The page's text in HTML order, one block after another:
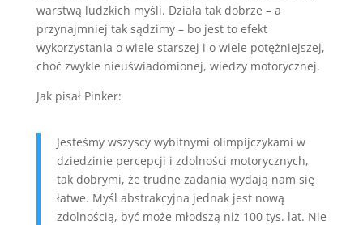
warstwą ludzkich myśli. Działa tak dobrze – a
przynajmniej tak sądzimy – bo jest to efekt
wykorzystania o wiele starszej i o wiele potężniejszej,
choć zwykle nieuświadomionej, wiedzy motorycznej.
Jak pisał Pinker:
Jesteśmy wszyscy wybitnymi olimpijczykami w
dziedzinie percepcji i zdolności motorycznych,
tak dobrymi, że trudne zadania wydają nam się
łatwe. Myśl abstrakcyjna jednak jest nową
zdolnością, być może młodszą niż 100 tys. lat. Nie